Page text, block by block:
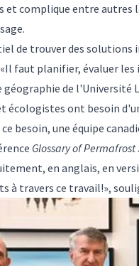
et complique entre
de trouver des solutions
faut planifier, évaluer les
de l'Université
écologistes ont besoin
besoin, une équipe
Glossary of
en anglais, en
à travers ce travail!»,